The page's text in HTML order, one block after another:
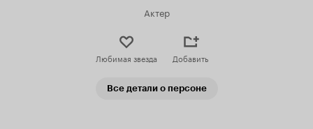
Актер
Любимая звезда Добавить
Все детали о персоне